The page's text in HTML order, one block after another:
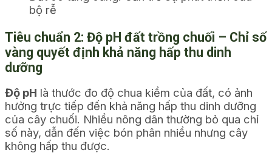
bộ rễ
Tiêu chuẩn 2: Độ pH đất trồng chuối – Chỉ số
vàng quyết định khả năng hấp thu dinh
dưỡng
Độ pH là thước đo độ chua kiềm của đất, có ảnh
hưởng trực tiếp đến khả năng hấp thu dinh dưỡng
của cây chuối. Nhiều nông dân thường bỏ qua chỉ
số này, dẫn đến việc bón phân nhiều nhưng cây
không hấp thu được.